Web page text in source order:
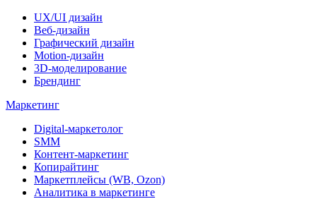
UX/UI дизайн
Веб-дизайн
Графический дизайн
Motion-дизайн
3D-моделирование
Брендинг
Маркетинг
Digital-маркетолог
SMM
Контент-маркетинг
Копирайтинг
Маркетплейсы (WB, Ozon)
Аналитика в маркетинге